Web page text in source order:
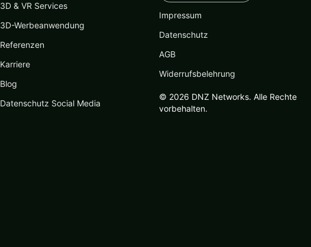
3D & VR Services
3D-Werbeanwendung
Referenzen
Karriere
Blog
Datenschutz Social Media
Impressum
Datenschutz
AGB
Widerrufsbelehrung
© 2026 DNZ Networks. Alle Rechte
vorbehalten.